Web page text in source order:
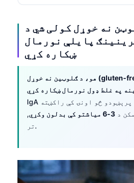
نه خوړل کولی شي د
پایلې نورمال
ښکاره کړي
هو، د ګلوټین نه خوړل (gluten-free) کولی شي د سیلیک
IgA اکثره د ګلوټین له پرېښودو څو اونۍ کې راکښته
د 3-6 میاشتو کې بدلون وکړي
,
تر.